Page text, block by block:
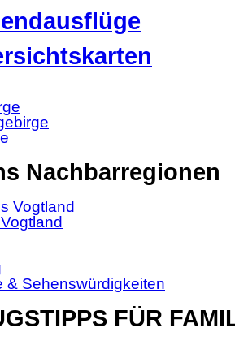
Nachbarregionen
Vogtland
& Sehenswürdigkeiten
FÜR